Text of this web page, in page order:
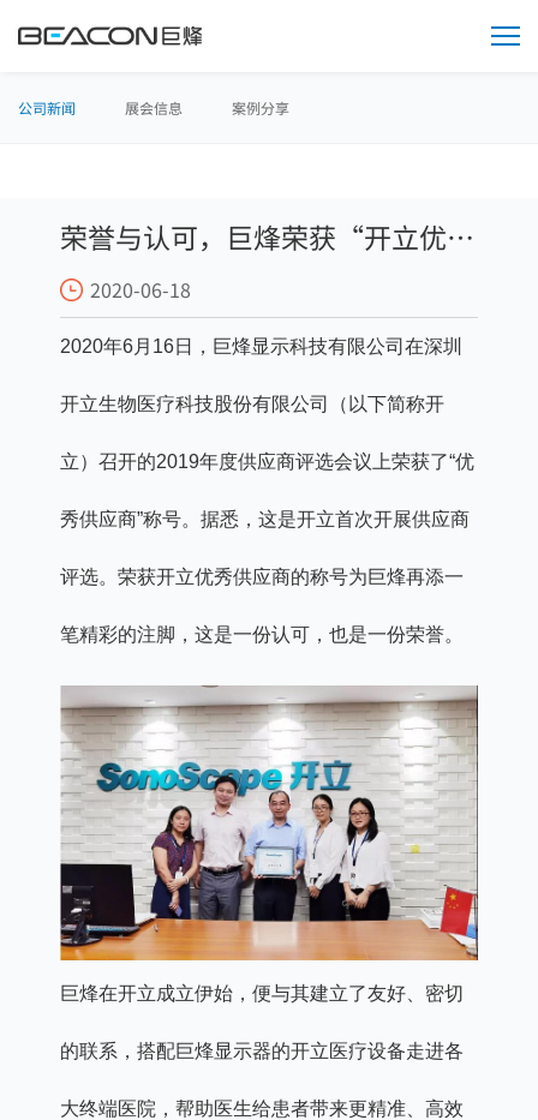
公司新闻 展会信息 案例分享
荣誉与认可，巨烽荣获“开立优秀
供应商”称号
2020-06-18
2020年6月16日，巨烽显示科技有限公司在深圳
开立生物医疗科技股份有限公司（以下简称开
立）召开的2019年度供应商评选会议上荣获了“优
秀供应商”称号。据悉，这是开立首次开展供应商
评选。荣获开立优秀供应商的称号为巨烽再添一
笔精彩的注脚，这是一份认可，也是一份荣誉。
巨烽在开立成立伊始，便与其建立了友好、密切
的联系，搭配巨烽显示器的开立医疗设备走进各
大终端医院，帮助医生给患者带来更精准、高效